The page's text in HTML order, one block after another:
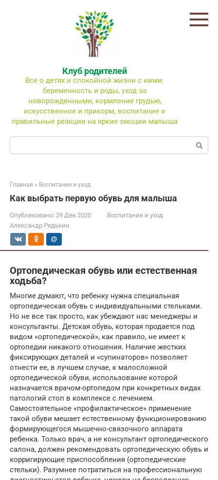
Клуб родителей
Все о детях и спокойной жизни с ними:
беременность и роды, уход за
новорожденными, кормление грудью,
искусственное и прикорм, воспитание и
правильные реакции на яркие эмоции малыша
Поиск:
Главная » Воспитание и уход
Как выбрать первую обувь для малыша
Опубликовано: 29 Дек 2020
Воспитание и уход
Александр Редькин
Ортопедическая обувь или естественная
ходьба?
Многие думают, что ребенку нужна специальная
ортопедическая обувь с индивидуальными стельками.
Но не все так просто, как убеждают нас менеджеры и
консультанты. Детская обувь, которая продается под
видом «ортопедической», как правило, не имеет к
ортопедии никакого отношения. Наличие жестких
фиксирующих деталей и «супинаторов» позволяет
отнести ее, в лучшем случае, к малосложной
ортопедической обуви, использование которой
назначается врачом-ортопедом при конкретных видах
патологий стоп в комплексе с лечением.
Самостоятельное «профилактическое» применение
такой обуви мешает естественному функционированию
формирующегося мышечно-связочного аппарата
ребенка. Только врач, а не консультант ортопедического
салона, должен рекомендовать ортопедическую обувь и
корригирующие приспособления (ортопедические
стельки). Разумнее потратиться на профессиональную